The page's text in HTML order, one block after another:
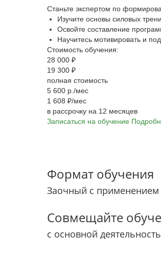
Станьте экспертом по
Изучите основы силовых
Освойте составление
Научитесь мотивировать и
Стоимость обучения:
28 000 ₽
19 300 ₽
полная стоимость
5 600 р./мес
1 608 ₽/мес
в рассрочку на 12 месяцев
Записаться на обучение
Формат обучения
Заочный с применением
Совмещайте
с основной